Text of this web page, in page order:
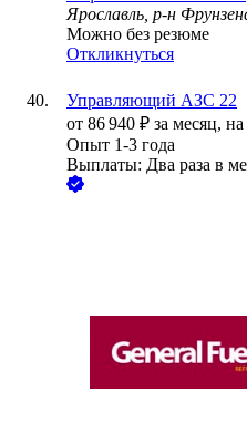
Ярославль, р-н
Можно без резюме
Откликнуться
Управляющий АЗС 22
от 86 940 ₽ за месяц, на
Опыт 1-3 года
Выплаты: Два раза в